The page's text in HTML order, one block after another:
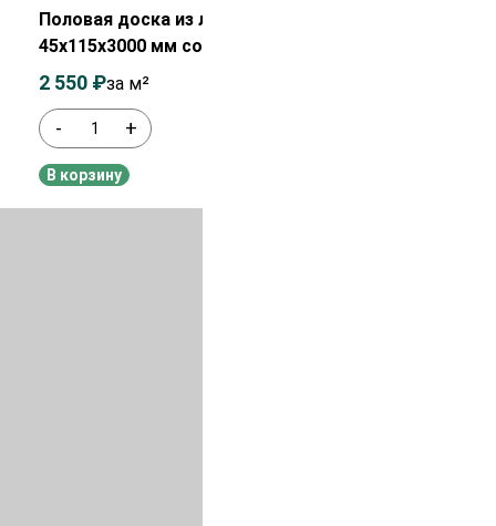
Половая доска из лиственницы
45х115х3000 мм сорт ВС
- +
2 550 ₽за м²
В корзину